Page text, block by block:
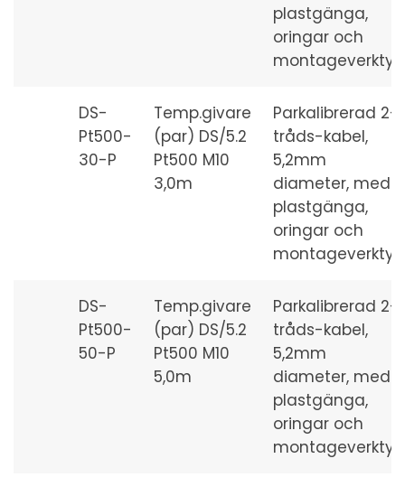
plastgänga,
oringar och
montageverktyg
DS-
Pt500-
30-P
Temp.givare
(par) DS/5.2
Pt500 M10
3,0m
Parkalibrerad 2-
tråds-kabel,
5,2mm
diameter, med
plastgänga,
oringar och
montageverktyg
DS-
Pt500-
50-P
Temp.givare
(par) DS/5.2
Pt500 M10
5,0m
Parkalibrerad 2-
tråds-kabel,
5,2mm
diameter, med
plastgänga,
oringar och
montageverktyg